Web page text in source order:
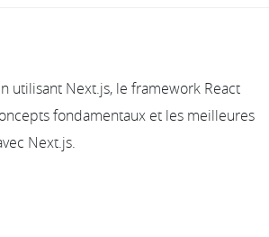
utilisant Next.js, le framework React
fondamentaux et les meilleures
Next.js.